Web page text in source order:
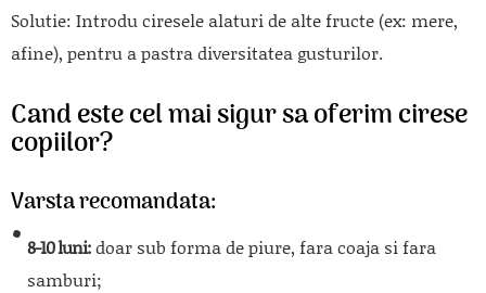
Solutie: Introdu ciresele alaturi de alte fructe (ex: mere,
afine), pentru a pastra diversitatea gusturilor.
Cand este cel mai sigur sa oferim cirese
copiilor?
Varsta recomandata:
8-10 luni:doar sub forma de piure, fara coaja si fara
samburi;